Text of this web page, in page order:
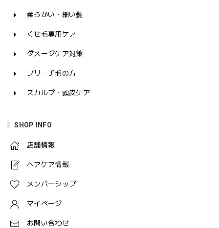
柔らかい・細い髪
くせ毛専用ケア
ダメージケア対策
ブリーチ毛の方
スカルプ・頭皮ケア
SHOP INFO
店舗情報
ヘアケア情報
メンバーシップ
マイページ
お問い合わせ